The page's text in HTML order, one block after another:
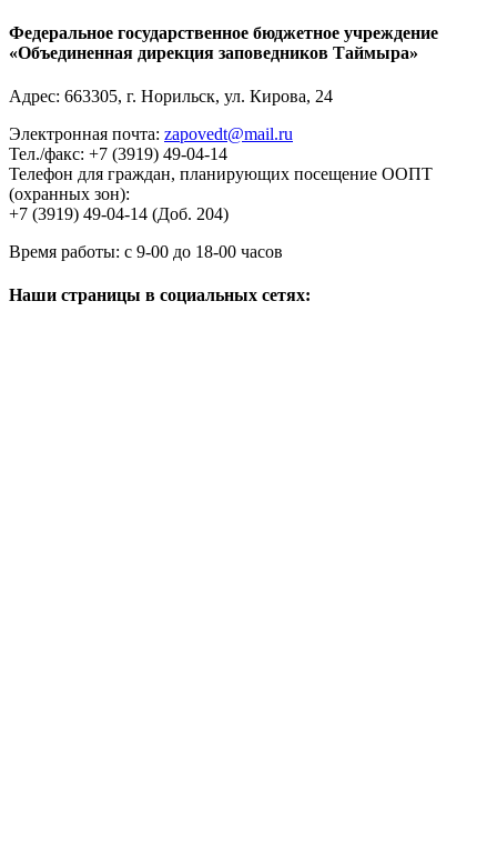
Федеральное государственное бюджетное учреждение
«Объединенная дирекция заповедников Таймыра»
Адрес: 663305, г. Норильск, ул. Кирова, 24
Электронная почта: zapovedt@mail.ru
Тел./факс: +7 (3919) 49-04-14
Телефон для граждан, планирующих посещение ООПТ
(охранных зон):
+7 (3919) 49-04-14 (Доб. 204)
Время работы: с 9-00 до 18-00 часов
Наши страницы в социальных сетях: